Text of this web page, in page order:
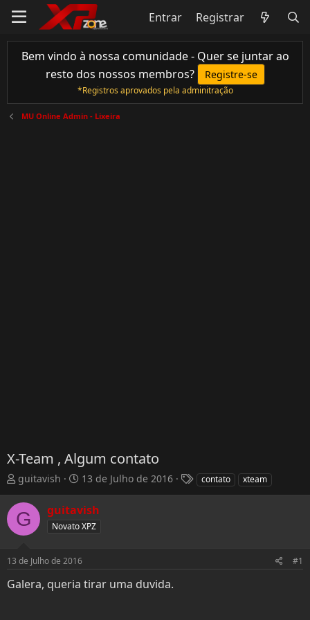
Entrar Registrar
Bem vindo à nossa comunidade - Quer se juntar ao
resto dos nossos membros?
Registre-se
*Registros aprovados pela adminitração
MU Online Admin - Lixeira
X-Team , Algum contato
T
r
e
a
s
t
a
guitavish
D
t
a
d
I
n
13 de Julho de 2016
T
a
contato xteam
G guitavish
Novato XPZ
13 de Julho de 2016 #1
Galera, queria tirar uma duvida.